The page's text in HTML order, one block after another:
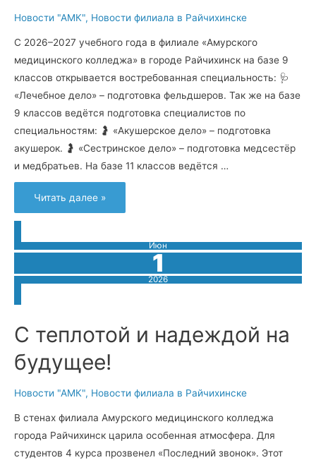
Новости "АМК", Новости филиала в Райчихинске
С 2026–2027 учебного года в филиале «Амурского
медицинского колледжа» в городе Райчихинск на базе 9
классов открывается востребованная специальность: 🩺
«Лечебное дело» – подготовка фельдшеров. Так же на базе
9 классов ведётся подготовка специалистов по
специальностям: 🤰 «Акушерское дело» – подготовка
акушерок. 🤰 «Сестринское дело» – подготовка медсестёр
и медбратьев. На базе 11 классов ведётся …
Внимание,
будущие
абитуриенты!
Читать далее »
Июн
1
2026
С теплотой и надеждой на
будущее!
Новости "АМК", Новости филиала в Райчихинске
В стенах филиала Амурского медицинского колледжа
города Райчихинск царила особенная атмосфера. Для
студентов 4 курса прозвенел «Последний звонок». Этот